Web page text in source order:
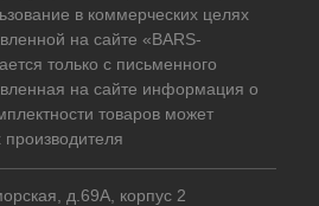
в коммерческих целях
на сайте «BARS-
только с письменного
на сайте информация о
товаров может
д.69А, корпус 2